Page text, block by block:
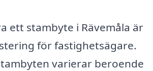
ett stambyte i Rävemåla är
för fastighetsägare.
varierar beroende